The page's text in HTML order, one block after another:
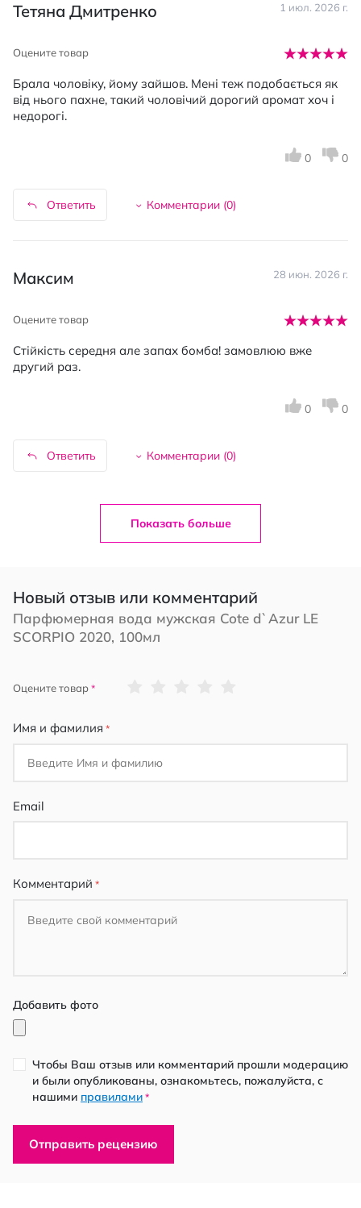
Тетяна Дмитренко 1 июл. 2026 г.
Оцените товар
Брала чоловіку, йому зайшов. Мені теж подобається як
від нього пахне, такий чоловічий дорогий аромат хоч і
недорогі.
Ответить Комментарии (0)
0 0
Максим 28 июн. 2026 г.
Оцените товар
Стійкість середня але запах бомба! замовлюю вже
другий раз.
Ответить Комментарии (0)
0 0
Показать больше
Новый отзыв или комментарий
Парфюмерная вода мужская Cote d`Azur LE
SCORPIO 2020, 100мл
Оцените товар
Имя и фамилия
Email
Комментарий
Добавить фото
Чтобы Ваш отзыв или комментарий прошли модерацию
и были опубликованы, ознакомьтесь, пожалуйста, с
нашими правилами *
Отправить рецензию